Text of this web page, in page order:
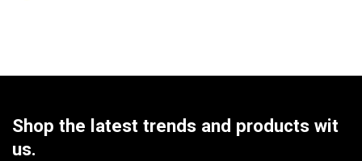
Shop the latest trends and products wit
us.